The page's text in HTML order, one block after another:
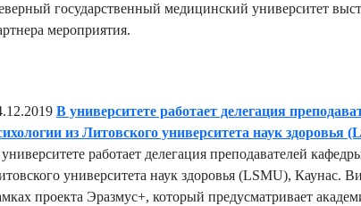
государственный медицинский университет
мероприятия.
В университете работает делегация
из Литовского университета наук здоровья
работает делегация преподавателей
университета наук здоровья (LSMU), Каунас.
проекта Эразмус+, который предусматривает